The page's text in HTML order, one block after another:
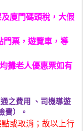
廈門碼頭稅， 大假
門票，遊覽車，導
攤老人優惠票如有
之費用
、司機導遊
費） 。
或取消；故以上行